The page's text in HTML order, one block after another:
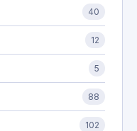
40
12
5
88
102